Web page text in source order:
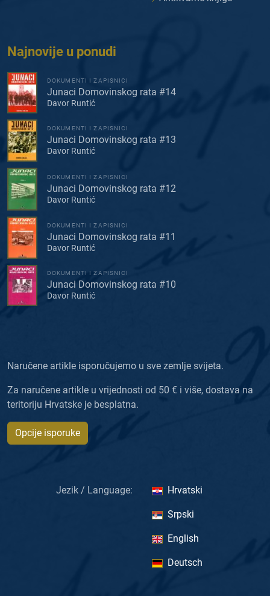
Najnovije u ponudi
DOKUMENTI I ZAPISNICI
Junaci Domovinskog rata #14
Davor Runtić
DOKUMENTI I ZAPISNICI
Junaci Domovinskog rata #13
Davor Runtić
DOKUMENTI I ZAPISNICI
Junaci Domovinskog rata #12
Davor Runtić
DOKUMENTI I ZAPISNICI
Junaci Domovinskog rata #11
Davor Runtić
DOKUMENTI I ZAPISNICI
Junaci Domovinskog rata #10
Davor Runtić
Naručene artikle isporučujemo u sve zemlje svijeta.
Za naručene artikle u vrijednosti od 50 € i više, dostava na
teritoriju Hrvatske je besplatna.
Opcije isporuke
Jezik / Language: Hrvatski
Srpski
English
Deutsch